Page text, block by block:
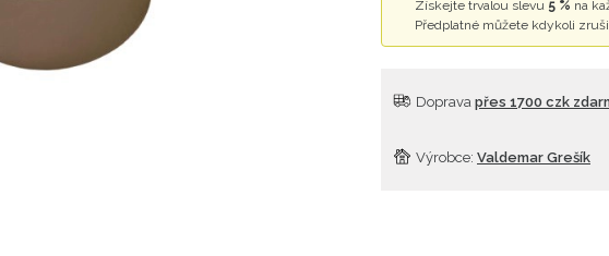
Získejte trvalou slevu 5 % na
Předplatné můžete kdykoli
Doprava přes 1700 czk
Výrobce: Valdemar Grešík